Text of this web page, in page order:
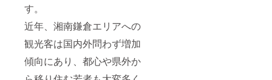
す。
近年、湘南鎌倉エリアへの
観光客は国内外問わず増加
傾向にあり、都心や県外か